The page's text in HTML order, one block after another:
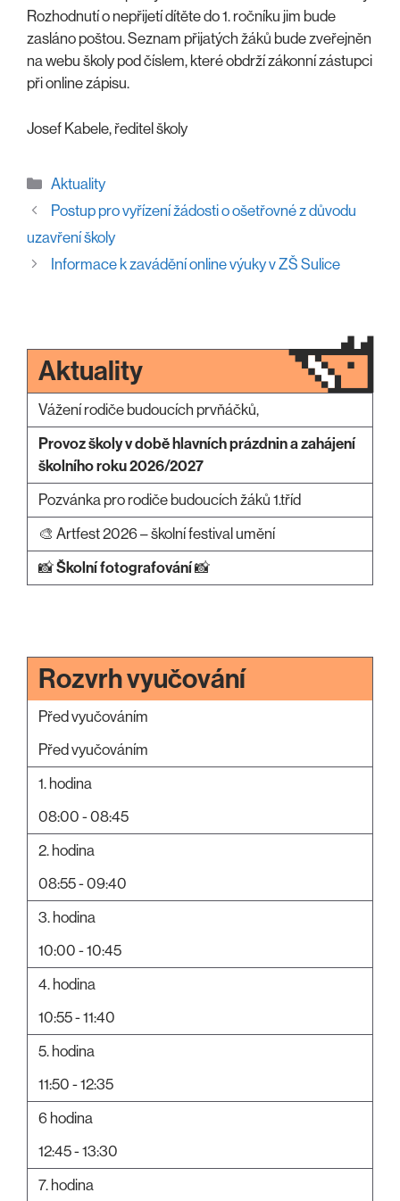
Rozhodnutí o nepřijetí dítěte do 1. ročníku jim bude
zasláno poštou. Seznam přijatých žáků bude zveřejněn
na webu školy pod číslem, které obdrží zákonní zástupci
při online zápisu.
Josef Kabele, ředitel školy
Rubriky
Aktuality
Postup pro vyřízení žádosti o ošetřovné z důvodu
uzavření školy
Informace k zavádění online výuky v ZŠ Sulice
Aktuality
Vážení rodiče budoucích prvňáčků,
Provoz školy v době hlavních prázdnin a zahájení
školního roku 2026/2027
Pozvánka pro rodiče budoucích žáků 1.tříd
🎨 Artfest 2026 – školní festival umění
📸Školní fotografování📸
Rozvrh vyučování
Před vyučováním
Před vyučováním
1. hodina
08:00 - 08:45
2. hodina
08:55 - 09:40
3. hodina
10:00 - 10:45
4. hodina
10:55 - 11:40
5. hodina
11:50 - 12:35
6 hodina
12:45 - 13:30
7. hodina